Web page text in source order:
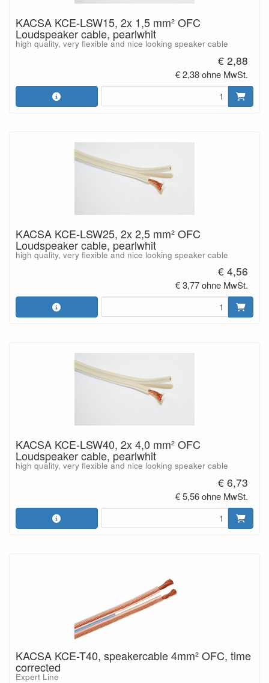
KACSA KCE-LSW15, 2x 1,5 mm² OFC
Loudspeaker cable, pearlwhit
high quality, very flexible and nice looking speaker cable
€ 2,88
€ 2,38 ohne MwSt.
KACSA KCE-LSW25, 2x 2,5 mm² OFC
Loudspeaker cable, pearlwhit
high quality, very flexible and nice looking speaker cable
€ 4,56
€ 3,77 ohne MwSt.
KACSA KCE-LSW40, 2x 4,0 mm² OFC
Loudspeaker cable, pearlwhit
high quality, very flexible and nice looking speaker cable
€ 6,73
€ 5,56 ohne MwSt.
KACSA KCE-T40, speakercable 4mm² OFC, time
corrected
Expert Line